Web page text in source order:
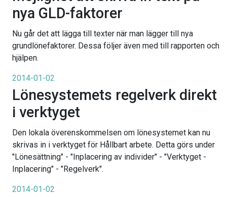
nya GLD-faktorer
Nu går det att lägga till texter när man lägger till nya
grundlönefaktorer. Dessa följer även med till rapporten och
hjälpen.
2014-01-02
Lönesystemets regelverk direkt
i verktyget
Den lokala överenskommelsen om lönesystemet kan nu
skrivas in i verktyget för Hållbart arbete. Detta görs under
"Lönesättning" - "Inplacering av individer" - "Verktyget -
Inplacering" - "Regelverk".
2014-01-02